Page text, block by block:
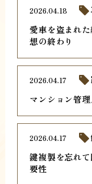
愛車を盗まれ
想の終わり
2026.04.18
マンション管
2026.04.17
鍵複製を忘れ
要性
2026.04.17